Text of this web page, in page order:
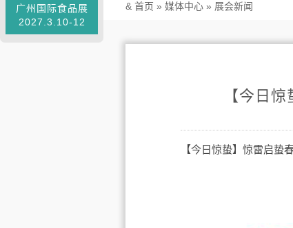
广州国际食品展
2027.3.10-12
& 首页 » 媒体中心 » 展会新闻
【今日
【今日惊蛰】惊雷启蛰